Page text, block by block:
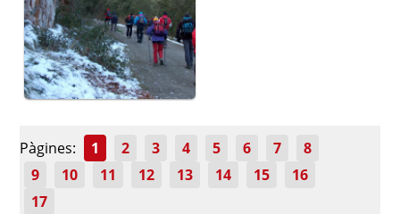
Pàgines: 1 2 3 4 5 6 7
8
9
10 11 12 13 14 15
16
17